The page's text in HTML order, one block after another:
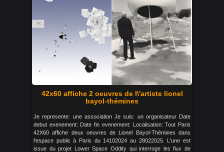
42x60 affiche 2 oeuvres de l\'artiste lionel
bayol-thémines
Je represente: une association Je suis: un organisateur Date
debut evenement: Date fin evenement: Localisation: Tout Paris
42X60 affiche deux oeuvres de Lionel Bayol-Thémines dans
l'espace public à Paris du 14102024 au 28022025. L'une est
issue du projet Lower Space Oddity qui interroge les flux de